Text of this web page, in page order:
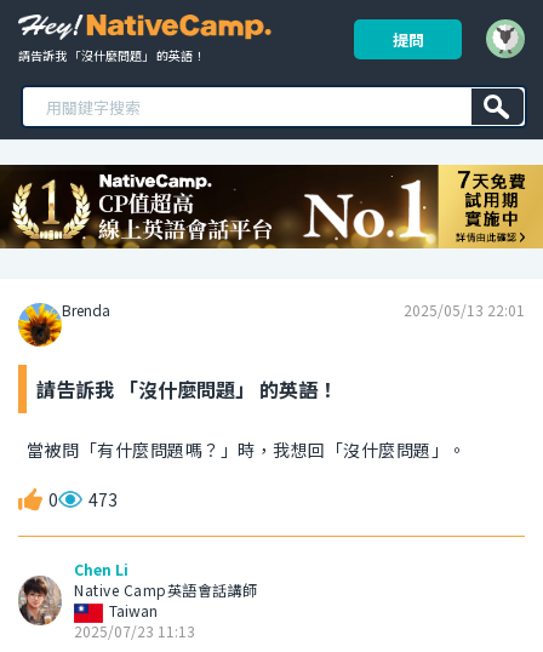
請告訴我 「沒什麼問題」 的英語！
提問
Brenda 2025/05/13 22:01
請告訴我 「沒什麼問題」 的英語！
當被問「有什麼問題嗎？」時，我想回「沒什麼問題」。
0 473
Chen Li
Native Camp英語會話講師
Taiwan
2025/07/23 11:13